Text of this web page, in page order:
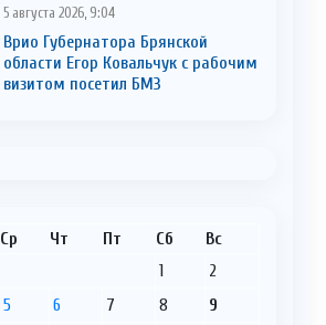
5 августа 2026, 9:04
Врио Губернатора Брянской
области Егор Ковальчук с рабочим
визитом посетил БМЗ
Ср Чт Пт Сб Вс
1
2
5 6 7 8
9